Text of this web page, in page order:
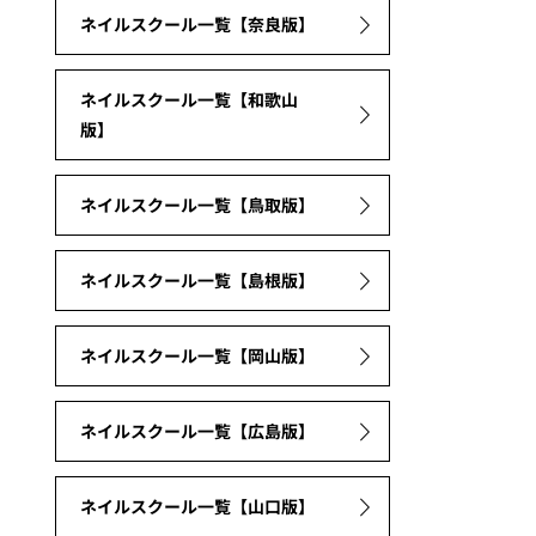
ネイルスクール一覧【奈良版】
ネイルスクール一覧【和歌山
版】
ネイルスクール一覧【鳥取版】
ネイルスクール一覧【島根版】
ネイルスクール一覧【岡山版】
ネイルスクール一覧【広島版】
ネイルスクール一覧【山口版】